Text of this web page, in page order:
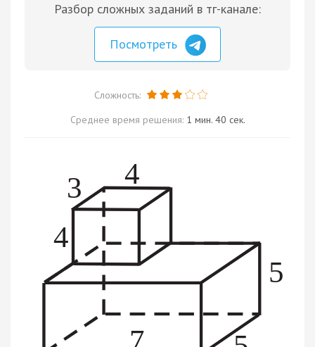
Разбор сложных заданий в тг-канале:
Посмотреть
Сложность:
Среднее время решения: 1 мин. 40 сек.